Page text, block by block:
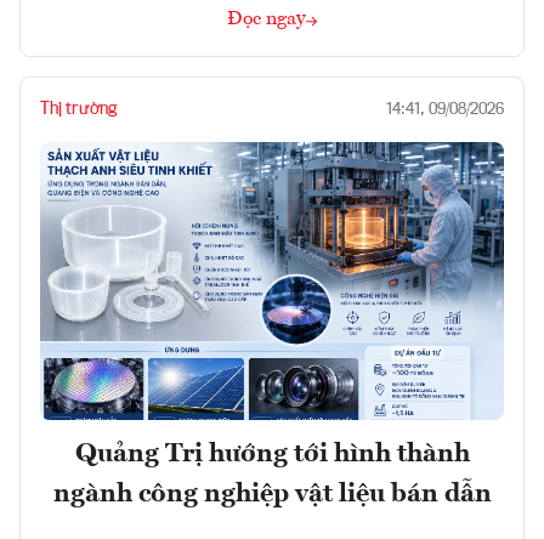
Đọc ngay
Thị trường 14:41, 09/08/2026
Quảng Trị hướng tới hình thành
ngành công nghiệp vật liệu bán dẫn